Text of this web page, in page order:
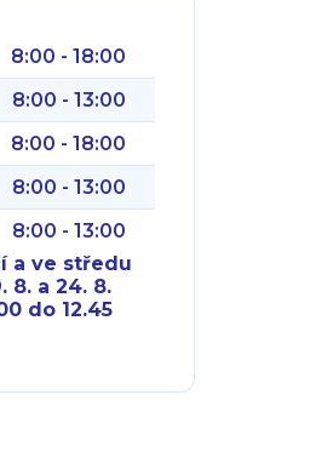
8:00 - 18:00
8:00 - 13:00
8:00 - 18:00
8:00 - 13:00
8:00 - 13:00
a ve středu
8. a 24. 8.
do 12.45